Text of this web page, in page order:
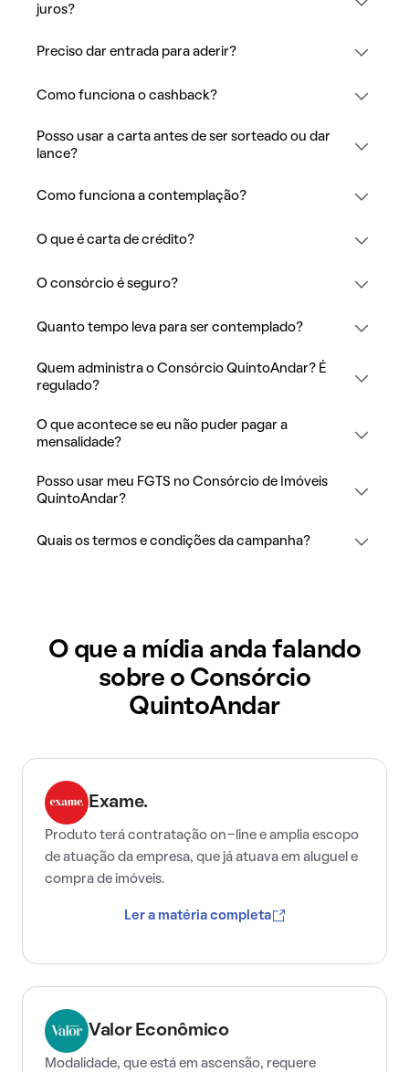
juros?
Preciso dar entrada para aderir?
Como funciona o cashback?
Posso usar a carta antes de ser sorteado ou dar
lance?
Como funciona a contemplação?
O que é carta de crédito?
O consórcio é seguro?
Quanto tempo leva para ser contemplado?
Quem administra o Consórcio QuintoAndar? É
regulado?
O que acontece se eu não puder pagar a
mensalidade?
Posso usar meu FGTS no Consórcio de Imóveis
QuintoAndar?
Quais os termos e condições da campanha?
O que a mídia anda falando
sobre o Consórcio
QuintoAndar
Exame.
Produto terá contratação on-line e amplia escopo
de atuação da empresa, que já atuava em aluguel e
compra de imóveis.
Ler a matéria completa
Valor Econômico
Modalidade, que está em ascensão, requere